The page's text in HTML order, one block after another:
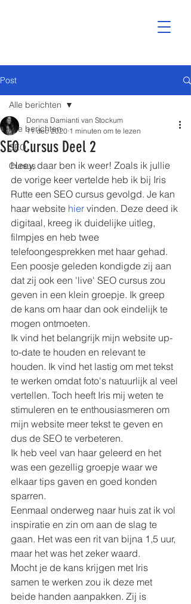
Post
Alle berichten
SEO
Cursus
Alle berichten
SEO Cursus Deel 2
Donna Damianti van Stockum
11 dec 2020 1 minuten om te lezen
Heey, daar ben ik weer! Zoals ik jullie
de vorige keer vertelde heb ik bij Iris
Rutte een SEO cursus gevolgd. Je kan
haar website hier vinden. Deze deed ik
digitaal, kreeg ik duidelijke uitleg,
filmpjes en heb twee
telefoongesprekken met haar gehad.
Een poosje geleden kondigde zij aan
dat zij ook een 'live' SEO cursus zou
geven in een klein groepje. Ik greep
de kans om haar dan ook eindelijk te
mogen ontmoeten.
Ik vind het belangrijk mijn website up-
to-date te houden en relevant te
houden. Ik vind het lastig om met tekst
te werken omdat foto's natuurlijk al veel
vertellen. Toch heeft Iris mij weten te
stimuleren en te enthousiasmeren om
mijn website meer tekst te geven en
dus de SEO te verbeteren.
Ik heb veel van haar geleerd en het
was een gezellig groepje waar we
elkaar tips gaven en goed konden
sparren.
Eenmaal onderweg naar huis zat ik vol
inspiratie en zin om aan de slag te
gaan. Het was een rit van bijna 1,5 uur,
maar het was het zeker waard.
Mocht je de kans krijgen met Iris
samen te werken zou ik deze met
beide handen aanpakken. Zij is